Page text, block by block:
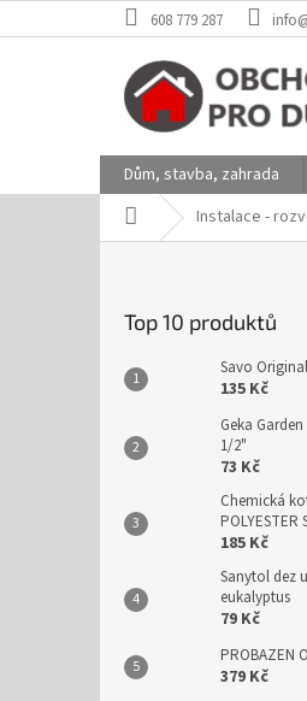
na
608 779 287
Dům, stavba, zahrada
Domů Instalace -
Top 10 produktů
Savo
135 Kč
Geka
1/2"
73 Kč
Chemická
POLYESTER
185 Kč
Sanytol dez
eukalyptus
79 Kč
PROBAZEN
379 Kč